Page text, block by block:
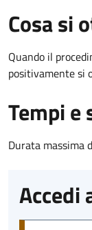
Cosa si
Quando il
positivamente si
Tempi e
Durata massima
Accedi